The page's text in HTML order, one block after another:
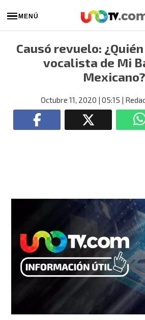
MENÚ
Causó revuelo:
vocalista de Mi
Mexicano?
Octubre 11, 2020 | 05:15 |